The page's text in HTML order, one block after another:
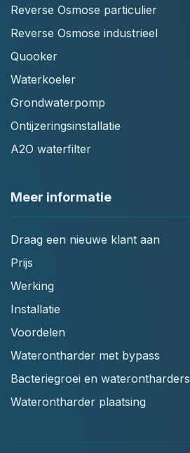
Reverse Osmose particulier
Reverse Osmose industrieel
Quooker
Waterkoeler
Grondwaterpomp
Ontijzeringsinstallatie
A2O waterfilter
Meer informatie
Draag een nieuwe klant aan
Prijs
Werking
Installatie
Voordelen
Waterontharder met bypass
Bacteriegroei en waterontharders
Waterontharder plaatsing